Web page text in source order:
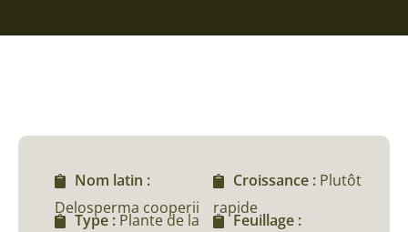
Nom latin :
Delosperma cooperii
Type : Plante de la
Croissance : Plutôt
rapide
Feuillage :